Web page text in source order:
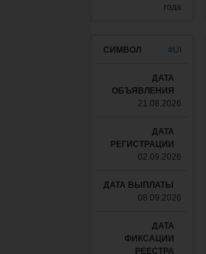
года
#UI
21.08.2026
02.09.2026
08.09.2026